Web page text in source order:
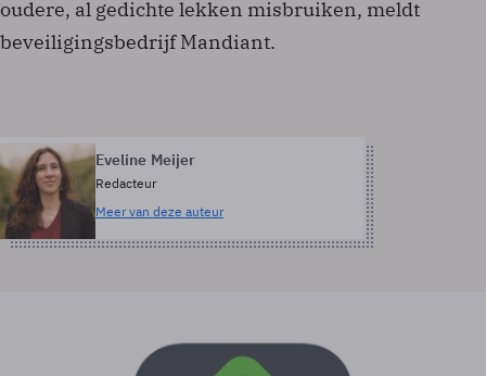
oudere, al gedichte lekken misbruiken, meldt
beveiligingsbedrijf Mandiant.
Eveline Meijer
Redacteur
Meer van deze auteur